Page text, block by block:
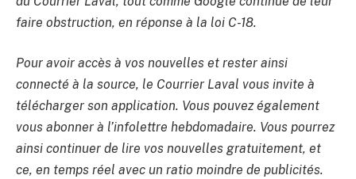
faire obstruction, en réponse à la loi C-18.
Pour avoir accès à vos nouvelles et rester ainsi
connecté à la source, le Courrier Laval vous invite à
télécharger son application. Vous pouvez également
vous abonner à l’infolettre hebdomadaire. Vous pourrez
ainsi continuer de lire vos nouvelles gratuitement, et
ce, en temps réel avec un ratio moindre de publicités.